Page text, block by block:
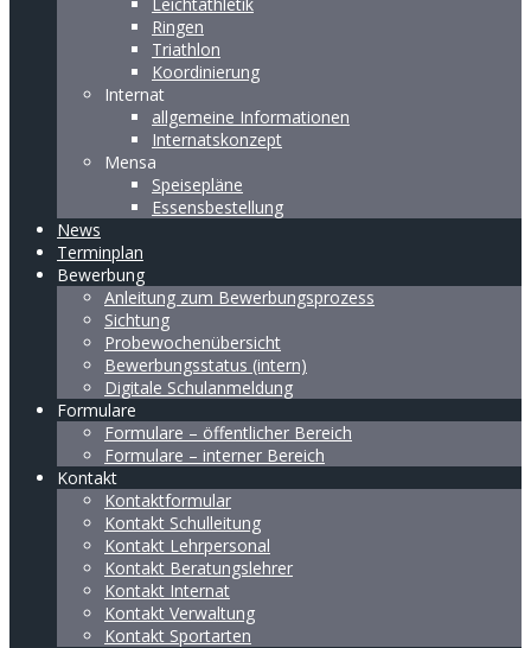
Ringen
Triathlon
Koordinierung
Internat
allgemeine Informationen
Internatskonzept
Mensa
Speisepläne
Essensbestellung
News
Terminplan
Bewerbung
Anleitung zum Bewerbungsprozess
Sichtung
Probewochenübersicht
Bewerbungsstatus (intern)
Digitale Schulanmeldung
Formulare
Formulare – öffentlicher Bereich
Formulare – interner Bereich
Kontakt
Kontaktformular
Kontakt Schulleitung
Kontakt Lehrpersonal
Kontakt Beratungslehrer
Kontakt Internat
Kontakt Verwaltung
Kontakt Sportarten